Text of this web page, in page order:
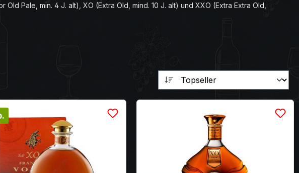
Pale, min. 4 J. alt), XO (Extra Old, mind. 10 J. alt) und XXO (Extra Extra Old,